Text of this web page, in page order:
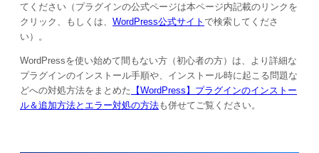
てください（プラグインの公式ページは本ページ内記載のリンクを
クリック、もしくは、 WordPress公式サイト で検索してくださ
い）。
WordPressを使い始めて間もない方（初心者の方）は、より詳細な
プラグインのインストール手順や、インストール時に起こる問題な
どへの対処方法をまとめた 【WordPress】プラグインのインストー
ル＆追加方法とエラー対処の方法も併せてご覧ください。